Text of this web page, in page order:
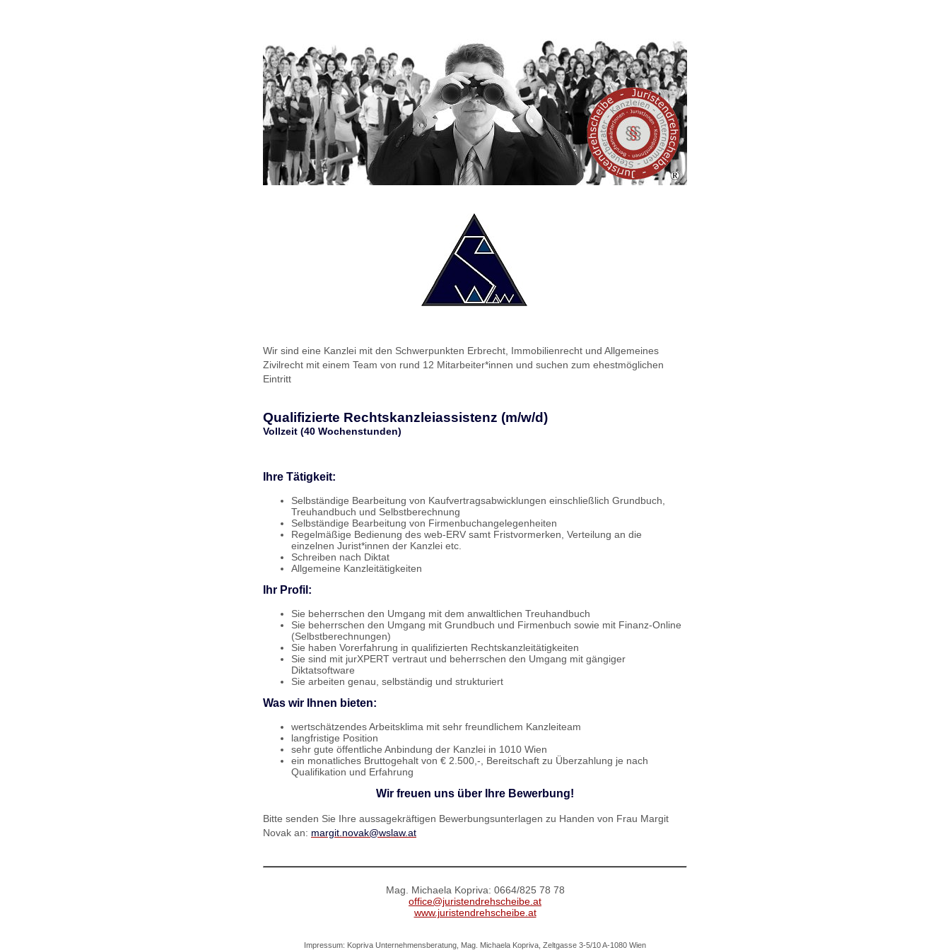
Wir sind eine Kanzlei mit den Schwerpunkten Erbrecht, Immobilienrecht und Allgemeines
Zivilrecht mit einem Team von rund 12 Mitarbeiter*innen und suchen zum ehestmöglichen
Eintritt
Qualifizierte Rechtskanzleiassistenz (m/w/d)
Vollzeit (40 Wochenstunden)
Ihre Tätigkeit:
Selbständige Bearbeitung von Kaufvertragsabwicklungen einschließlich Grundbuch,
Treuhandbuch und Selbstberechnung
Selbständige Bearbeitung von Firmenbuchangelegenheiten
Regelmäßige Bedienung des web-ERV samt Fristvormerken, Verteilung an die
einzelnen Jurist*innen der Kanzlei etc.
Schreiben nach Diktat
Allgemeine Kanzleitätigkeiten
Ihr Profil:
Sie beherrschen den Umgang mit dem anwaltlichen Treuhandbuch
Sie beherrschen den Umgang mit Grundbuch und Firmenbuch sowie mit Finanz-Online
(Selbstberechnungen)
Sie haben Vorerfahrung in qualifizierten Rechtskanzleitätigkeiten
Sie sind mit jurXPERT vertraut und beherrschen den Umgang mit gängiger
Diktatsoftware
Sie arbeiten genau, selbständig und strukturiert
Was wir Ihnen bieten:
wertschätzendes Arbeitsklima mit sehr freundlichem Kanzleiteam
langfristige Position
sehr gute öffentliche Anbindung der Kanzlei in 1010 Wien
ein monatliches Bruttogehalt von € 2.500,-, Bereitschaft zu Überzahlung je nach
Qualifikation und Erfahrung
Wir freuen uns über Ihre Bewerbung!
Bitte senden Sie Ihre aussagekräftigen Bewerbungsunterlagen zu Handen von Frau Margit
Novak an: margit.novak@wslaw.at
Mag. Michaela Kopriva: 0664/825 78 78
office@juristendrehscheibe.at
www.juristendrehscheibe.at
Impressum: Kopriva Unternehmensberatung, Mag. Michaela Kopriva, Zeltgasse 3-5/10 A-1080 Wien